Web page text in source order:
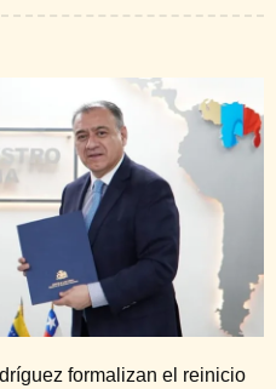
formalizan el reinicio